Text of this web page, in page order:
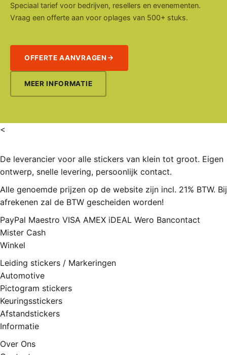
Speciaal tarief voor bedrijven, resellers en evenementen.
Vraag een offerte aan voor oplages van 500+ stuks.
OFFERTE AANVRAGEN
MEER INFORMATIE
<
De leverancier voor alle stickers van klein tot groot. Eigen
ontwerp, snelle levering, persoonlijk contact.
Alle genoemde prijzen op de website zijn incl. 21% BTW. Bij
afrekenen zal de BTW gescheiden worden!
PayPal Maestro VISA AMEX iDEAL Wero Bancontact
Mister Cash
Winkel
Leiding stickers / Markeringen
Automotive
Pictogram stickers
Keuringsstickers
Afstandstickers
Informatie
Over Ons